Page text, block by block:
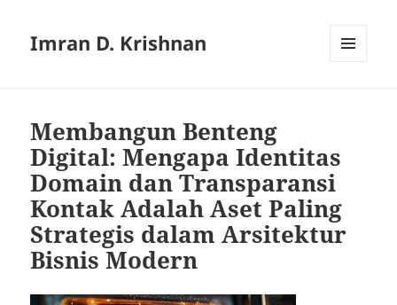
Imran D. Krishnan
Membangun Benteng
Digital: Mengapa Identitas
Domain dan Transparansi
Kontak Adalah Aset Paling
Strategis dalam Arsitektur
Bisnis Modern